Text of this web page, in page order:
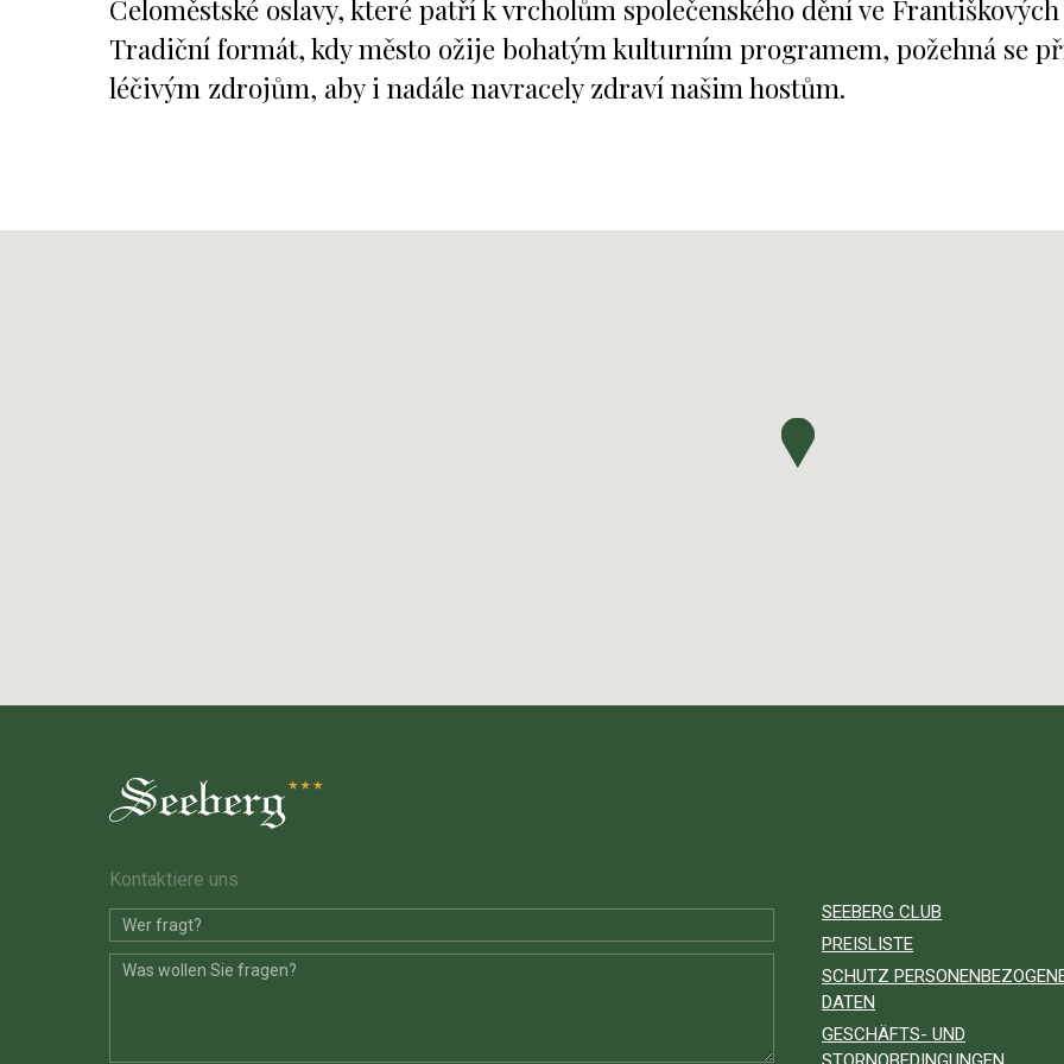
Celoměstské oslavy, které patří k vrcholům společenského dění ve
Tradiční formát, kdy město ožije bohatým kulturním programem, požehná se
léčivým zdrojům, aby i nadále navracely zdraví našim hostům.
Kontaktiere uns
SEEBERG CLUB
PREISLISTE
SCHUTZ
DATEN
GESCHÄFTS- UND